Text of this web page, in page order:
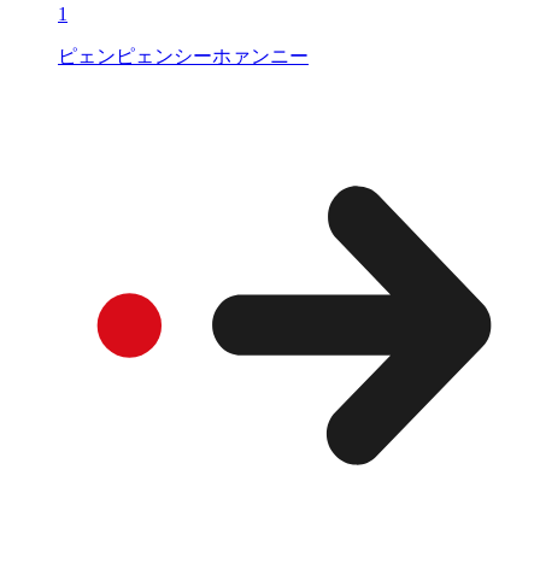
1
ピェンピェンシーホァンニー